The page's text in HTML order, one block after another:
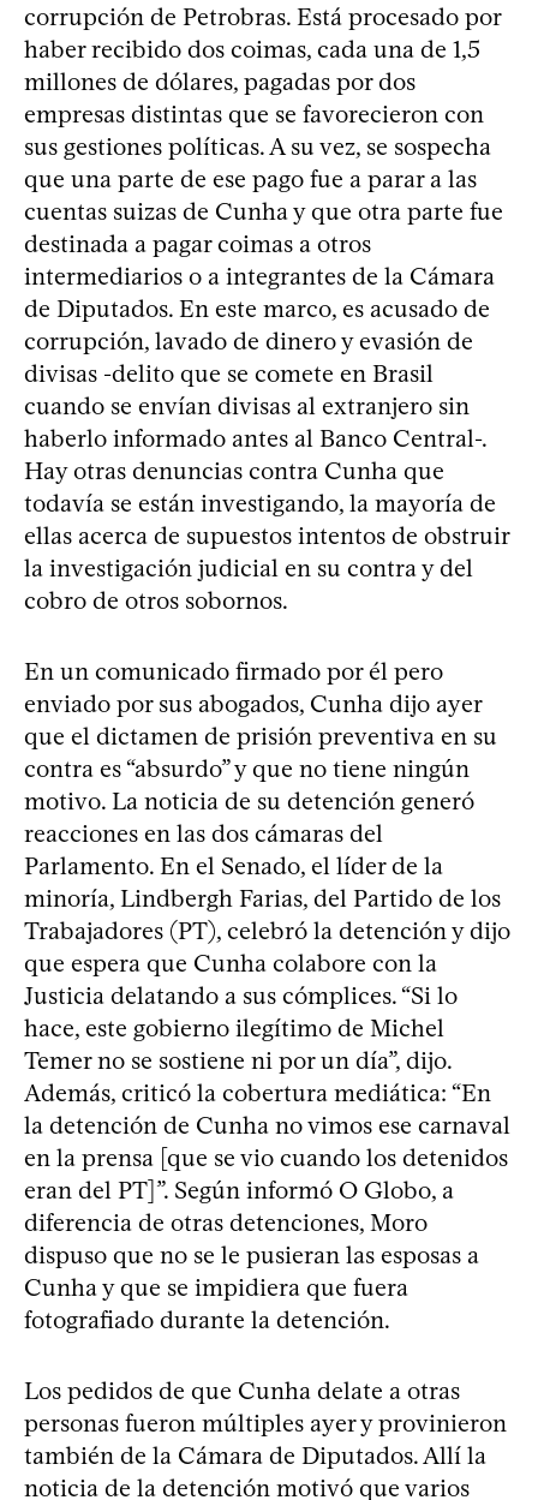
corrupción de Petrobras. Está procesado por
haber recibido dos coimas, cada una de 1,5
millones de dólares, pagadas por dos
empresas distintas que se favorecieron con
sus gestiones políticas. A su vez, se sospecha
que una parte de ese pago fue a parar a las
cuentas suizas de Cunha y que otra parte fue
destinada a pagar coimas a otros
intermediarios o a integrantes de la Cámara
de Diputados. En este marco, es acusado de
corrupción, lavado de dinero y evasión de
divisas -delito que se comete en Brasil
cuando se envían divisas al extranjero sin
haberlo informado antes al Banco Central-.
Hay otras denuncias contra Cunha que
todavía se están investigando, la mayoría de
ellas acerca de supuestos intentos de obstruir
la investigación judicial en su contra y del
cobro de otros sobornos.
En un comunicado firmado por él pero
enviado por sus abogados, Cunha dijo ayer
que el dictamen de prisión preventiva en su
contra es “absurdo” y que no tiene ningún
motivo. La noticia de su detención generó
reacciones en las dos cámaras del
Parlamento. En el Senado, el líder de la
minoría, Lindbergh Farias, del Partido de los
Trabajadores (PT), celebró la detención y dijo
que espera que Cunha colabore con la
Justicia delatando a sus cómplices. “Si lo
hace, este gobierno ilegítimo de Michel
Temer no se sostiene ni por un día”, dijo.
Además, criticó la cobertura mediática: “En
la detención de Cunha no vimos ese carnaval
en la prensa [que se vio cuando los detenidos
eran del PT]”. Según informó O Globo, a
diferencia de otras detenciones, Moro
dispuso que no se le pusieran las esposas a
Cunha y que se impidiera que fuera
fotografiado durante la detención.
Los pedidos de que Cunha delate a otras
personas fueron múltiples ayer y provinieron
también de la Cámara de Diputados. Allí la
noticia de la detención motivó que varios